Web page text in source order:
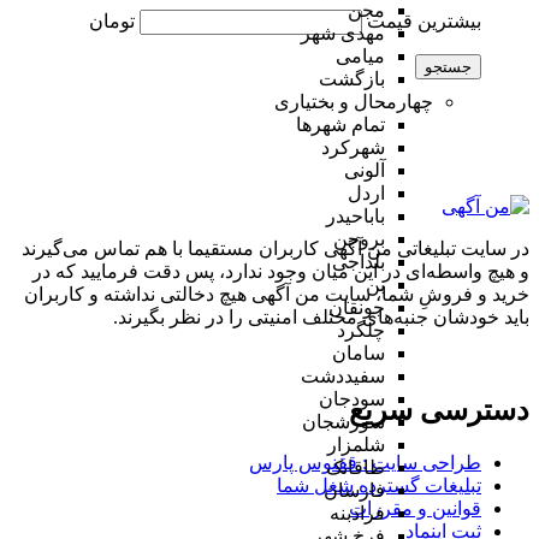
مجن
مهدی شهر
میامی
بازگشت
چهارمحال و بختیاری
تمام شهر‌ها
شهرکرد
آلونی
اردل
باباحیدر
بروجن
بلداجی
بن
جونقان
چلگرد
سامان
سفیددشت
سودجان
سورشجان
شلمزار
طاقانک
فارسان
فرادبنه
بیشترین قیمت تومان
جستجو
در سایت تبلیغاتی من آگهی کاربران مستقیما با هم تماس می‌گیرند
و هیچ واسطه‌ای در این میان وجود ندارد، پس دقت فرمایید که در
خرید و فروشِ شما، سایت من آگهی هیچ دخالتی نداشته و کاربران
باید خودشان جنبه‌های مختلف امنیتی را در نظر بگیرند.
دسترسی سریع
طراحی سایت :‌ ققنوس پارس
تبلیغات گسترده شغل شما
قوانین و مقررات
ثبت اینماد